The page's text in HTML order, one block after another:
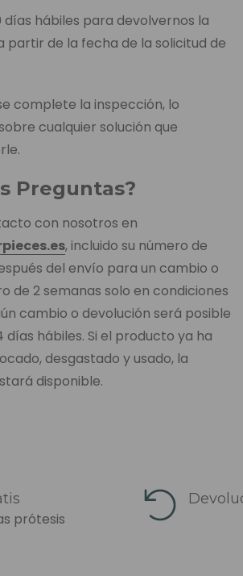
días hábiles para devolvernos la
partir de la fecha de la solicitud de
complete la inspección, lo
cualquier solución que
Preguntas?
con nosotros en
, incluido su número de
del envío para un cambio o
de 2 semanas solo en condiciones
cambio o devolución será posible
días hábiles. Si el producto ya ha
desgastado y usado, la
disponible.
prótesis